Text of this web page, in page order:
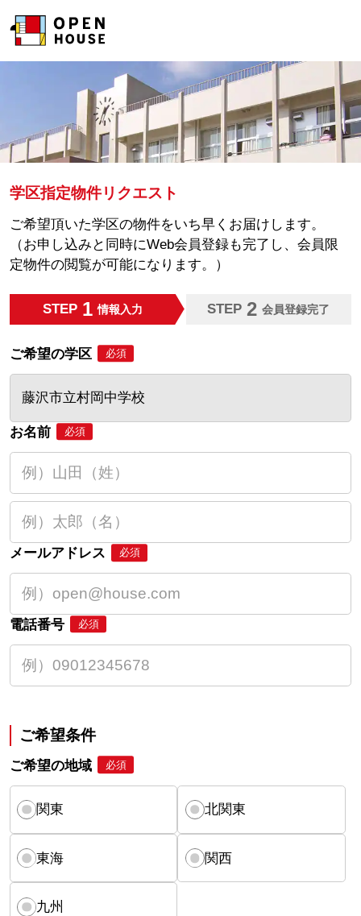
学区指定物件リクエスト
ご希望頂いた学区の物件をいち早くお届けします。
（お申し込みと同時にWeb会員登録も完了し、会員限
定物件の閲覧が可能になります。）
STEP 1 情報入力 STEP 2 会員登録完了
ご希望の学区 必須
藤沢市立村岡中学校
お名前 必須
メールアドレス 必須
電話番号 必須
ご希望条件
ご希望の地域 必須
関東 北関東
東海 関西
九州